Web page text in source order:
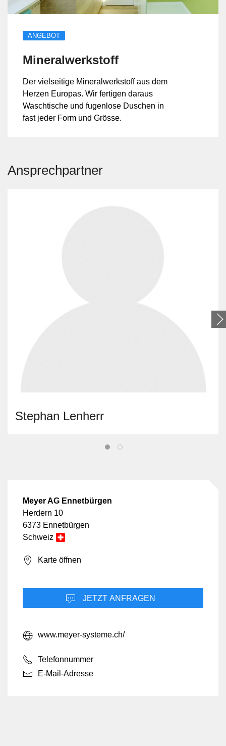
ANGEBOT
Mineralwerkstoff
Der vielseitige Mineralwerkstoff aus dem
Herzen Europas. Wir fertigen daraus
Waschtische und fugenlose Duschen in
fast jeder Form und Grösse.
Ansprechpartner
Stephan Lenherr
Meyer AG Ennetbürgen
Herdern 10
6373 Ennetbürgen
Schweiz
Karte öffnen
JETZT ANFRAGEN
www.meyer-systeme.ch/
Telefonnummer
E-Mail-Adresse